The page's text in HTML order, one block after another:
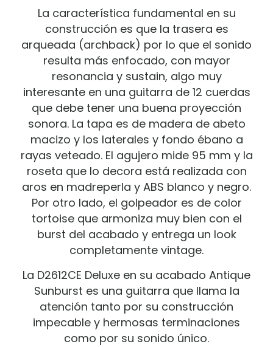
La característica fundamental en su
construcción es que la trasera es
arqueada (archback) por lo que el sonido
resulta más enfocado, con mayor
resonancia y sustain, algo muy
interesante en una guitarra de 12 cuerdas
que debe tener una buena proyección
sonora. La tapa es de madera de abeto
macizo y los laterales y fondo ébano a
rayas veteado. El agujero mide 95 mm y la
roseta que lo decora está realizada con
aros en madreperla y ABS blanco y negro.
Por otro lado, el golpeador es de color
tortoise que armoniza muy bien con el
burst del acabado y entrega un look
completamente vintage.
La D2612CE Deluxe en su acabado Antique
Sunburst es una guitarra que llama la
atención tanto por su construcción
impecable y hermosas terminaciones
como por su sonido único.